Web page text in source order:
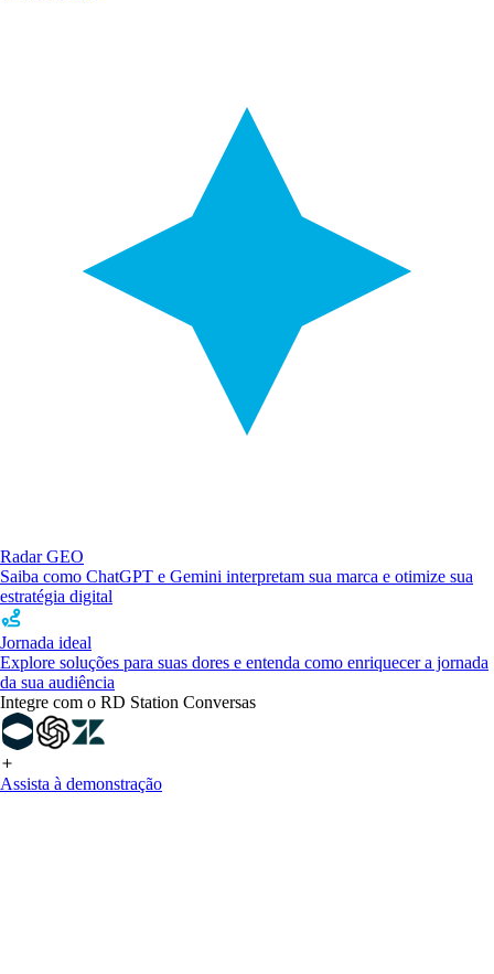
Radar GEO
Saiba como ChatGPT e Gemini interpretam sua marca e otimize sua
estratégia digital
Jornada ideal
Explore soluções para suas dores e entenda como enriquecer a jornada
da sua audiência
Integre com o RD Station Conversas
Assista à demonstração